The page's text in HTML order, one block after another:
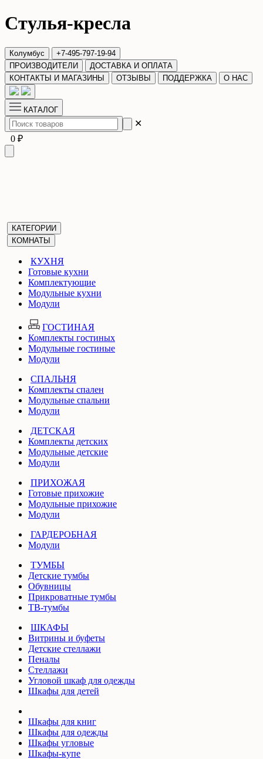
Стулья-кресла
Колумбус
+7-495-797-19-94
ПРОИЗВОДИТЕЛИ
ДОСТАВКА И ОПЛАТА
КОНТАКТЫ И МАГАЗИНЫ
ОТЗЫВЫ ПОДДЕРЖКА О НАС
КАТАЛОГ
✕
0 ₽
КАТЕГОРИИ
КОМНАТЫ
КУХНЯ
Готовые кухни
Комплектующие
Модульные кухни
Модули
ГОСТИНАЯ
Комплекты гостиных
Модульные гостиные
Модули
СПАЛЬНЯ
Комплекты спален
Модульные спальни
Модули
ДЕТСКАЯ
Комплекты детских
Модульные детские
Модули
ПРИХОЖАЯ
Готовые прихожие
Модульные прихожие
Модули
ГАРДЕРОБНАЯ
Модули
ТУМБЫ
Детские тумбы
Обувницы
Прикроватные тумбы
ТВ-тумбы
ШКАФЫ
Витрины и буфеты
Детские стеллажи
Пеналы
Стеллажи
Угловой шкаф для одежды
Шкафы для детей
Шкафы для книг
Шкафы для одежды
Шкафы угловые
Шкафы-купе